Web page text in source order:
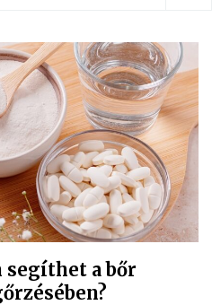
segíthet a bőr